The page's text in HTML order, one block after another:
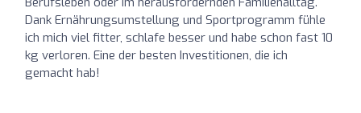
Dank Ernährungsumstellung und Sportprogramm fühle
ich mich viel fitter, schlafe besser und habe schon fast 10
kg verloren. Eine der besten Investitionen, die ich
gemacht hab!